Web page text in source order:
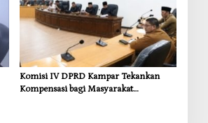
Komisi IV DPRD Kampar Tekankan
Kompensasi bagi Masyarakat